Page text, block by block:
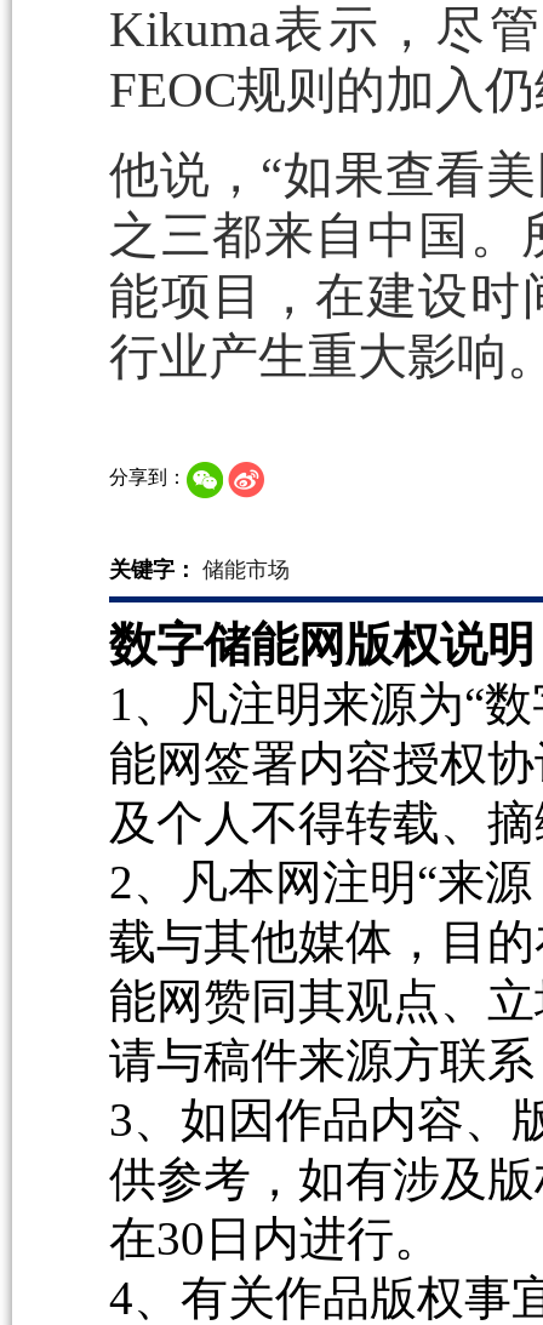
Kikuma表示，尽
FEOC规则的加入
他说，“如果查看
之三都来自中国。
能项目，在建设时
行业产生重大影响
分享到：
关键字： 储能市场
数字储能网版权说
1、凡注明来源为“
能网签署内容授权
及个人不得转载、
2、凡本网注明“来
载与其他媒体，目
能网赞同其观点、
请与稿件来源方联
3、如因作品内容、
供参考，如有涉及
在30日内进行。
4、有关作品版权事